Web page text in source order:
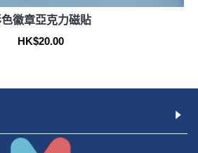
徽章亞克力磁貼
HK$20.00